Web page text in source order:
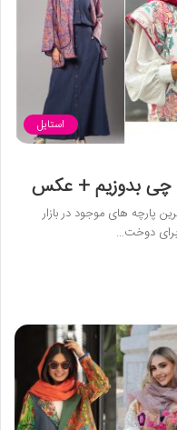
استایل
چی بدوزیم + عکس
پارچه های موجود در بازار
دوخت…